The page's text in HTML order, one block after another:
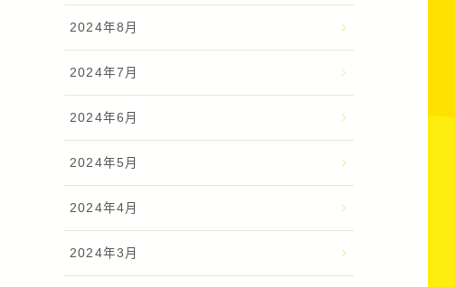
2024年8月
2024年7月
2024年6月
2024年5月
2024年4月
2024年3月